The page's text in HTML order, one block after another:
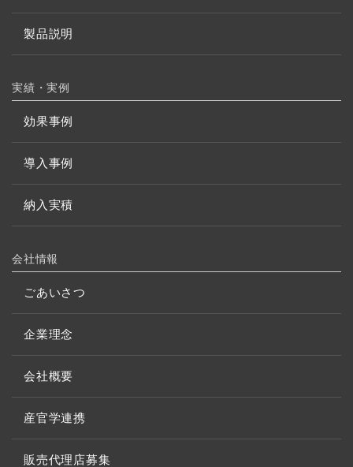
製品説明
実績・実例
効果事例
導入事例
納入実積
会社情報
ごあいさつ
企業理念
会社概要
産官学連携
販売代理店募集